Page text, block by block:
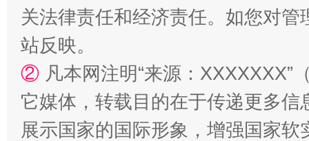
站台名比不上好声名
关法律责任和经济责任。如您对
站反映。
② 凡本网注明“来源：
它媒体，转载目的在于传递更多
展示国家的国际形象，增强国家